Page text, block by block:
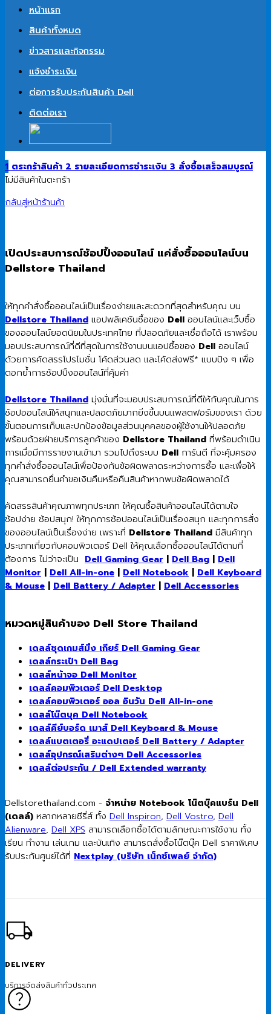
หน้าแรก
สินค้าทั้งหมด
ข่าวสารและกิจกรรม
แจ้งชำระเงิน
ต่อการรับประกันสินค้า Dell
ติดต่อเรา
1 ตระกร้าสินค้า 2 รายละเอียดการชำระเงิน 3 สั่งซื้อเสร็จสมบูรณ์
ไม่มีสินค้าในตะกร้า
กลับสู่หน้าร้านค้า
เปิดประสบการณ์ช้อปปิ้งออนไลน์ แค่สั่งซื้อออนไลน์บน
Dellstore Thailand
ให้ทุกคำสั่งซื้อออนไลน์เป็นเรื่องง่ายและสะดวกที่สุดสำหรับคุณ บน
Dellstore Thailand แอปพลิเคชันซื้อของ Dell ออนไลน์และเว็บซื้อ
ของออนไลน์ยอดนิยมในประเทศไทย ที่ปลอดภัยและเชื่อถือได้ เราพร้อม
มอบประสบการณ์ที่ดีที่สุดในการใช้งานบนแอปซื้อของ Dell ออนไลน์
ด้วยการคัดสรรโปรโมชั่น โค้ดส่วนลด และโค้ดส่งฟรี* แบบปัง ๆ เพื่อ
ตอกย้ำการช้อปปิ้งออนไลน์ที่คุ้มค่า
Dellstore Thailand มุ่งมั่นที่จะมอบประสบการณ์ที่ดีให้กับคุณในการ
ช้อปออนไลน์ให้สนุกและปลอดภัยมากยิ่งขึ้นบนแพลตฟอร์มของเรา ด้วย
ขั้นตอนการเก็บและปกป้องข้อมูลส่วนบุคคลของผู้ใช้งานให้ปลอดภัย
พร้อมด้วยฝ่ายบริการลูกค้าของ Dellstore Thailand ที่พร้อมดำเนิน
การเมื่อมีการรายงานเข้ามา รวมไปถึงระบบ Dell การันตี ที่จะคุ้มครอง
ทุกคำสั่งซื้อออนไลน์เพื่อป้องกันข้อผิดพลาดระหว่างการซื้อ และเพื่อให้
คุณสามารถยื่นคำขอเงินคืนหรือคืนสินค้าหากพบข้อผิดพลาดได้
คัดสรรสินค้าคุณภาพทุกประเภท ให้คุณซื้อสินค้าออนไลน์ได้ตามใจ
ช้อปง่าย ช้อปสนุก! ให้ทุกการช้อปออนไลน์เป็นเรื่องสนุก และทุกการสั่ง
ของออนไลน์เป็นเรื่องง่าย เพราะที่ Dellstore Thailand มีสินค้าทุก
ประเภทเกี่ยวกับคอมพิวเตอร์ Dell ให้คุณเลือกซื้อออนไลน์ได้ตามที่
ต้องการ ไม่ว่าจะเป็น Dell Gaming Gear | Dell Bag | Dell
Monitor | Dell All-in-one | Dell Notebook | Dell Keyboard
& Mouse | Dell Battery / Adapter | Dell Accessories
หมวดหมู่สินค้าของ Dell Store Thailand
เดลล์ชุดเกมส์มิ่ง เกียร์ Dell Gaming Gear
เดลล์กระเป๋า Dell Bag
เดลล์หน้าจอ Dell Monitor
เดลล์คอมพิวเตอร์ Dell Desktop
เดลล์คอมพิวเตอร์ ออล อินวัน Dell All-in-one
เดลล์โน๊ตบุค Dell Notebook
เดลล์คีย์บอร์ด เมาส์ Dell Keyboard & Mouse
เดลล์แบตเตอรี่ อะแดปเตอร์ Dell Battery / Adapter
เดลล์อุปกรณ์เสริมต่างๆ Dell Accessories
เดลล์ต่อประกัน / Dell Extended warranty
Dellstorethailand.com - จำหน่าย Notebook โน๊ตบุ๊คแบร์น Dell
(เดลล์) หลากหลายซีรี่ส์ ทั้ง Dell Inspiron, Dell Vostro, Dell
Alienware, Dell XPS สามารถเลือกซื้อได้ตามลักษณะการใช้งาน ทั้ง
เรียน ทำงาน เล่นเกม และบันเทิง สามารถสั่งซื้อโน๊ตบุ๊ค Dell ราคาพิเศษ
รับประกันศูนย์ได้ที่ Nextplay (บริษัท เน็กซ์เพลย์ จำกัด)
DELIVERY
บริการจัดส่งสินค้าทั่วประเทศ